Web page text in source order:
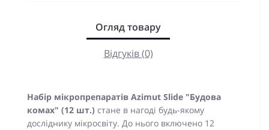
Огляд товару
Відгуків (0)
Набір мікропрепаратів Azimut Slide "Будова
комах" (12 шт.) стане в нагоді будь-якому
досліднику мікросвіту. До нього включено 12